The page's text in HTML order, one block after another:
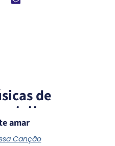
de
amar
Canção